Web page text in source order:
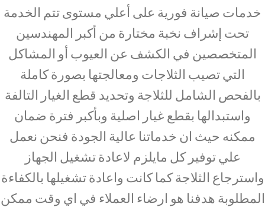
خدمات صيانة فورية على أعلي مستوى تتم الخدمة
تحت إشراف نخبة مختارة من أكبر المهندسين
المتخصصين في الكشف عن العيوب أو المشاكل
التي تصيب الثلاجات ومعالجتها بصورة كاملة
بالفحص الشامل للثلاجة وتحديد قطع الغيار التالفة
واستبدالها بقطع غيار اصلية وبأكبر فترة ضمان
ممكنه حيث ان خدماتنا عالية الجودة فنحن نعمل
علي توفير كل مايلزم لاعادة تشغيل الجهاز
واسترجاع الثلاجة كما كانت واعادة تشغيلها بالكفاءة
المطلوبة هدفنا هو ارضاء العملاء في اي وقت ممكن